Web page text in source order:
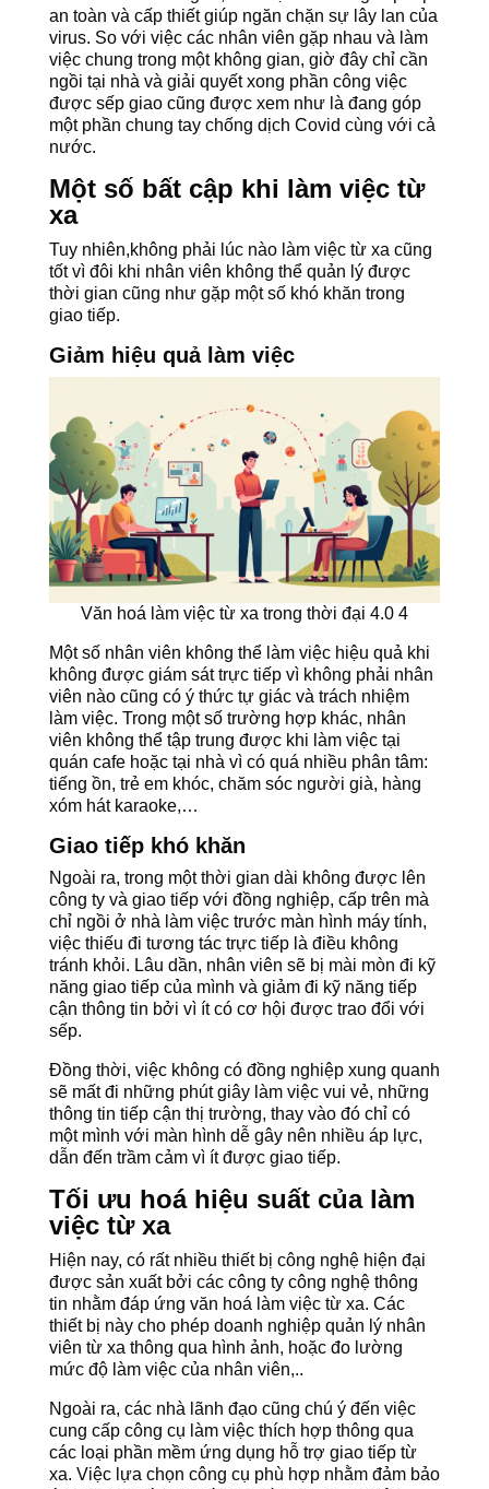
an toàn và cấp thiết giúp ngăn chặn sự lây lan của
virus. So với việc các nhân viên gặp nhau và làm
việc chung trong một không gian, giờ đây chỉ cần
ngồi tại nhà và giải quyết xong phần công việc
được sếp giao cũng được xem như là đang góp
một phần chung tay chống dịch Covid cùng với cả
nước.
Một số bất cập khi làm việc từ
xa
Tuy nhiên,không phải lúc nào làm việc từ xa cũng
tốt vì đôi khi nhân viên không thể quản lý được
thời gian cũng như gặp một số khó khăn trong
giao tiếp.
Giảm hiệu quả làm việc
Văn hoá làm việc từ xa trong thời đại 4.0 4
Một số nhân viên không thể làm việc hiệu quả khi
không được giám sát trực tiếp vì không phải nhân
viên nào cũng có ý thức tự giác và trách nhiệm
làm việc. Trong một số trường hợp khác, nhân
viên không thể tập trung được khi làm việc tại
quán cafe hoặc tại nhà vì có quá nhiều phân tâm:
tiếng ồn, trẻ em khóc, chăm sóc người già, hàng
xóm hát karaoke,…
Giao tiếp khó khăn
Ngoài ra, trong một thời gian dài không được lên
công ty và giao tiếp với đồng nghiệp, cấp trên mà
chỉ ngồi ở nhà làm việc trước màn hình máy tính,
việc thiếu đi tương tác trực tiếp là điều không
tránh khỏi. Lâu dần, nhân viên sẽ bị mài mòn đi kỹ
năng giao tiếp của mình và giảm đi kỹ năng tiếp
cận thông tin bởi vì ít có cơ hội được trao đổi với
sếp.
Đồng thời, việc không có đồng nghiệp xung quanh
sẽ mất đi những phút giây làm việc vui vẻ, những
thông tin tiếp cận thị trường, thay vào đó chỉ có
một mình với màn hình dễ gây nên nhiều áp lực,
dẫn đến trầm cảm vì ít được giao tiếp.
Tối ưu hoá hiệu suất của làm
việc từ xa
Hiện nay, có rất nhiều thiết bị công nghệ hiện đại
được sản xuất bởi các công ty công nghệ thông
tin nhằm đáp ứng văn hoá làm việc từ xa. Các
thiết bị này cho phép doanh nghiệp quản lý nhân
viên từ xa thông qua hình ảnh, hoặc đo lường
mức độ làm việc của nhân viên,..
Ngoài ra, các nhà lãnh đạo cũng chú ý đến việc
cung cấp công cụ làm việc thích hợp thông qua
các loại phần mềm ứng dụng hỗ trợ giao tiếp từ
xa. Việc lựa chọn công cụ phù hợp nhằm đảm bảo